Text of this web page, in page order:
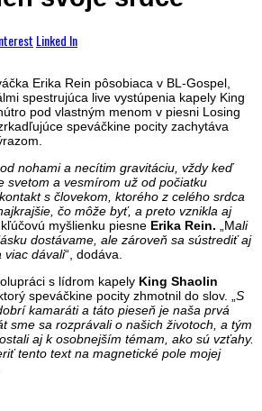
Linked In
Erika Rein pôsobiaca v BL-Gospel,
spestrujúca live vystúpenia kapely King
pod vlastným menom v piesni Losing
speváčkine pocity zachytáva
nohami a necítim gravitáciu, vždy keď
svetom a vesmírom už od počiatku
s človekom, ktorého z celého srdca
čo môže byť, a preto vznikla aj
myšlienku piesne Erika Rein. „Mali
dostávame, ale zároveň sa sústrediť aj
viac dávali“, dodáva.
s lídrom kapely King Shaolin
speváčkine pocity zhmotnil do slov. „ S
kamaráti a táto pieseň je naša prvá
sme sa rozprávali o našich životoch, a tým
aj k osobnejším témam, ako sú vzťahy.
tento text na magnetické pole mojej